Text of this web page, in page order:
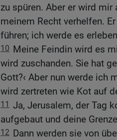
zu spüren. Aber er wird
meinem Recht verhelfen.
führen; ich werde es
10 Meine Feindin wird es
wird zuschanden. Sie hat
Gott?‹ Aber nun werde ich
wird zertreten wie Kot auf
11 Ja, Jerusalem, der Tag
aufgebaut und deine
12 Dann werden sie von